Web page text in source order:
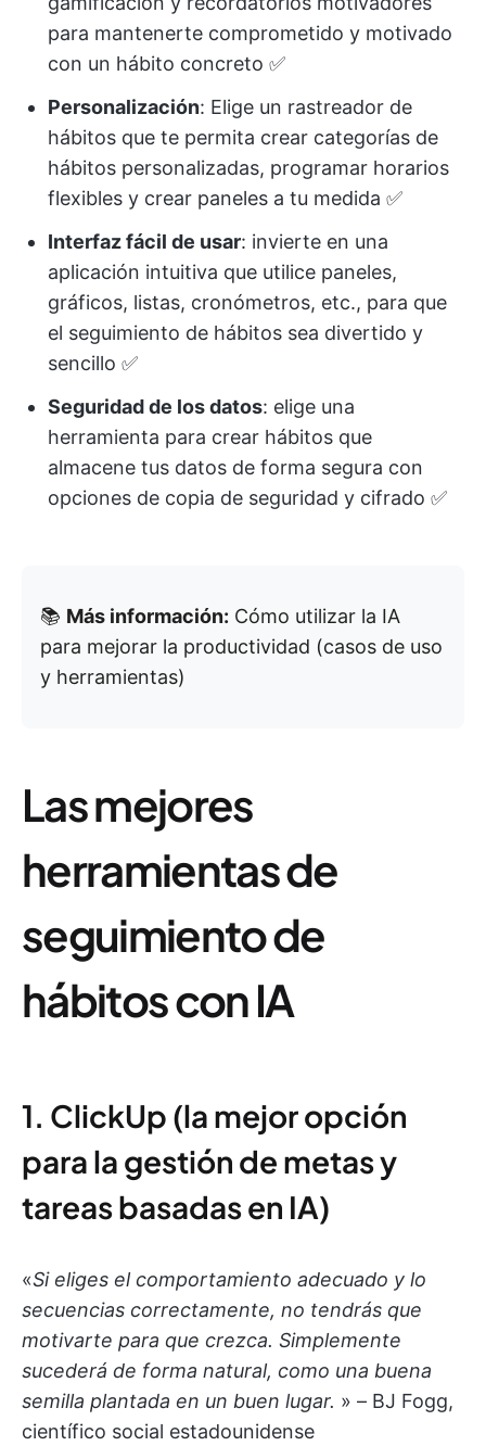
para mantenerte comprometido y motivado
con un hábito concreto ✅
Personalización: Elige un rastreador de
hábitos que te permita crear categorías de
hábitos personalizadas, programar horarios
flexibles y crear paneles a tu medida ✅
Interfaz fácil de usar: invierte en una
aplicación intuitiva que utilice paneles,
gráficos, listas, cronómetros, etc., para que
el seguimiento de hábitos sea divertido y
sencillo ✅
Seguridad de los datos: elige una
herramienta para crear hábitos que
almacene tus datos de forma segura con
opciones de copia de seguridad y cifrado ✅
📚 Más información: Cómo utilizar la IA
para mejorar la productividad (casos de uso
y herramientas)
Las mejores
herramientas de
seguimiento de
hábitos con IA
1. ClickUp (la mejor opción
para la gestión de metas y
tareas basadas en IA)
«Si eliges el comportamiento adecuado y lo
secuencias correctamente, no tendrás que
motivarte para que crezca. Simplemente
sucederá de forma natural, como una buena
semilla plantada en un buen lugar. » – BJ Fogg,
científico social estadounidense